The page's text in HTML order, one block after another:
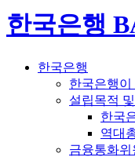
한국은행
한국은행
한국은행이
설립목적
한국
역대
금융통화위